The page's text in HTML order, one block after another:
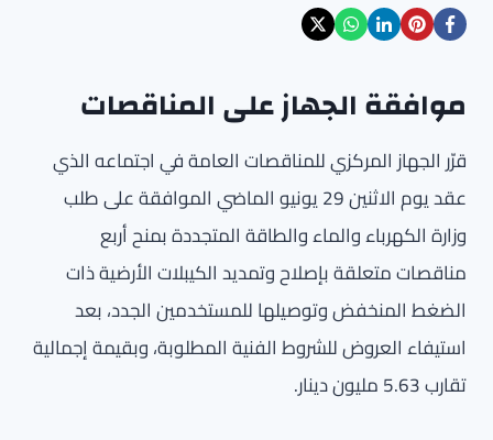
موافقة الجهاز على المناقصات
قرّر الجهاز المركزي للمناقصات العامة في اجتماعه الذي
عقد يوم الاثنين 29 يونيو الماضي الموافقة على طلب
وزارة الكهرباء والماء والطاقة المتجددة بمنح أربع
مناقصات متعلقة بإصلاح وتمديد الكيبلات الأرضية ذات
الضغط المنخفض وتوصيلها للمستخدمين الجدد، بعد
استيفاء العروض للشروط الفنية المطلوبة، وبقيمة إجمالية
تقارب 5.63 مليون دينار.